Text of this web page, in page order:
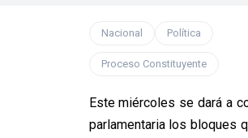
Nacional Política
Proceso Constituyente
Este miércoles se dará a
parlamentaria los bloques